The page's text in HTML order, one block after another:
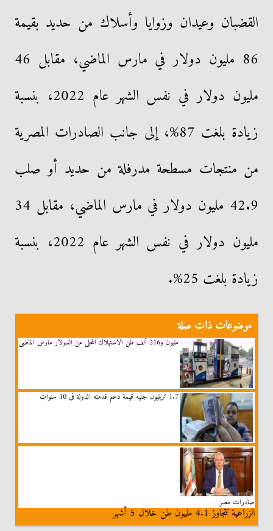
القضبان وعيدان وزوايا وأسلاك من حديد بقيمة
86 مليون دولار في مارس الماضي، مقابل 46
مليون دولار في نفس الشهر عام 2022، بنسبة
زيادة بلغت 87%، إلى جانب الصادرات المصرية
من منتجات مسطحة مدرفلة من حديد أو صلب
42.9 مليون دولار في مارس الماضي، مقابل 34
مليون دولار في نفس الشهر عام 2022، بنسبة
زيادة بلغت 25%.
موضوعات ذات صلة
مليون و216 ألف طن الاستهلاك المحلى من السولار مارس الماضى
1.7 تريليون جنيه قيمة دعم قدمته الدولة فى 10 سنوات
صادرات مصر
الزراعية تتجاوز 4.1 مليون طن خلال 5 أشهر